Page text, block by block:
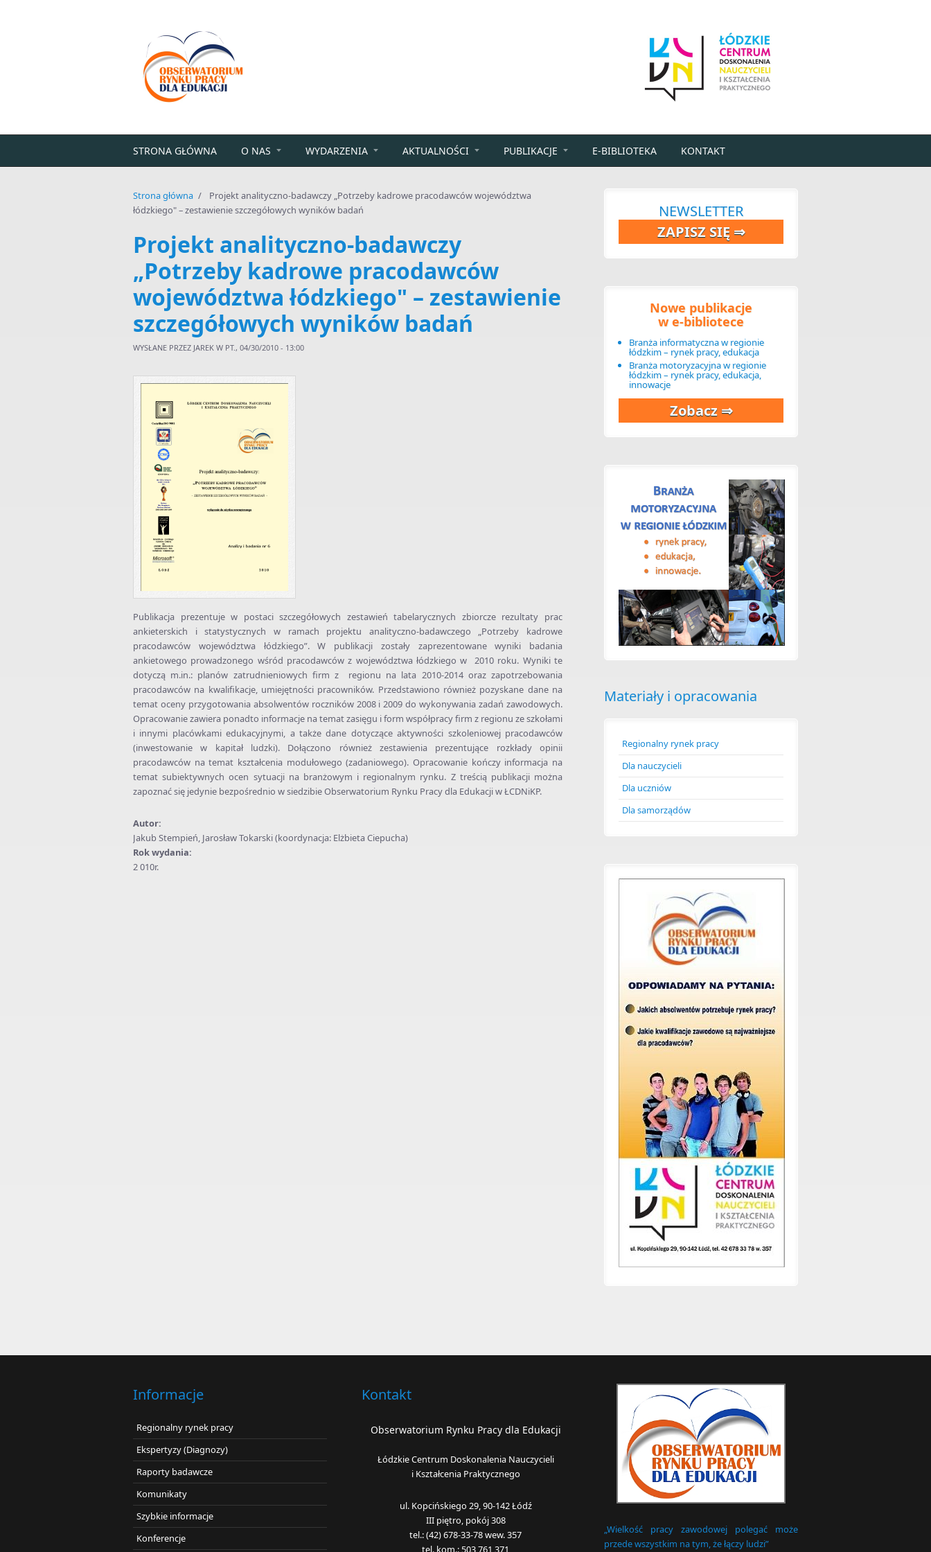
STRONA GŁÓWNA O NAS WYDARZENIA AKTUALNOŚCI PUBLIKACJE E-BIBLIOTEKA KONTAKT
Strona główna /
Projekt analityczno-badawczy „Potrzeby kadrowe pracodawców województwa
łódzkiego" – zestawienie szczegółowych wyników badań
Projekt analityczno-badawczy
„Potrzeby kadrowe pracodawców
województwa łódzkiego" – zestawienie
szczegółowych wyników badań
WYSŁANE PRZEZ JAREK W PT., 04/30/2010 - 13:00
Publikacja prezentuje w postaci szczegółowych zestawień tabelarycznych zbiorcze rezultaty prac
ankieterskich i statystycznych w ramach projektu analityczno-badawczego „Potrzeby kadrowe
pracodawców województwa łódzkiego”. W publikacji zostały zaprezentowane wyniki badania
ankietowego prowadzonego wśród pracodawców z województwa łódzkiego w 2010 roku. Wyniki te
dotyczą m.in.: planów zatrudnieniowych firm z regionu na lata 2010-2014 oraz zapotrzebowania
pracodawców na kwalifikacje, umiejętności pracowników. Przedstawiono również pozyskane dane na
temat oceny przygotowania absolwentów roczników 2008 i 2009 do wykonywania zadań zawodowych.
Opracowanie zawiera ponadto informacje na temat zasięgu i form współpracy firm z regionu ze szkołami
i innymi placówkami edukacyjnymi, a także dane dotyczące aktywności szkoleniowej pracodawców
(inwestowanie w kapitał ludzki). Dołączono również zestawienia prezentujące rozkłady opinii
pracodawców na temat kształcenia modułowego (zadaniowego). Opracowanie kończy informacja na
temat subiektywnych ocen sytuacji na branżowym i regionalnym rynku. Z treścią publikacji można
zapoznać się jedynie bezpośrednio w siedzibie Obserwatorium Rynku Pracy dla Edukacji w ŁCDNiKP.
Autor:
Jakub Stempień, Jarosław Tokarski (koordynacja: Elżbieta Ciepucha)
Rok wydania:
2 010r.
NEWSLETTER
ZAPISZ SIĘ ⇒
Nowe publikacje
w e-bibliotece
Branża informatyczna w regionie
łódzkim – rynek pracy, edukacja
Branża motoryzacyjna w regionie
łódzkim – rynek pracy, edukacja,
innowacje
Zobacz ⇒
Materiały i opracowania
Regionalny rynek pracy
Dla nauczycieli
Dla uczniów
Dla samorządów
Informacje
Regionalny rynek pracy
Ekspertyzy (Diagnozy)
Raporty badawcze
Komunikaty
Szybkie informacje
Konferencje
Kontakt
Obserwatorium Rynku Pracy dla Edukacji
Łódzkie Centrum Doskonalenia Nauczycieli
i Kształcenia Praktycznego
ul. Kopcińskiego 29, 90-142 Łódź
III piętro, pokój 308
tel.: (42) 678-33-78 wew. 357
tel. kom.: 503 761 371
„Wielkość pracy zawodowej polegać może
przede wszystkim na tym, że łączy ludzi”